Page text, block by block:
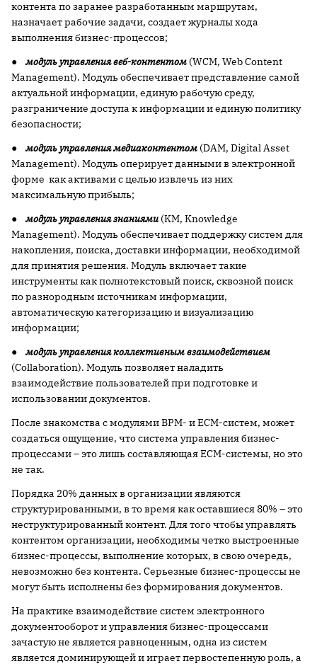
контента по заранее разработанным маршрутам,
назначает рабочие задачи, создает журналы хода
выполнения бизнес-процессов;
●модуль управления веб-контентом (WCM, Web Content
Management). Модуль обеспечивает представление самой
актуальной информации, единую рабочую среду,
разграничение доступа к информации и единую политику
безопасности;
●модуль управления медиаконтентом (DAM, Digital Asset
Management). Модуль оперирует данными в электронной
форме как активами с целью извлечь из них
максимальную прибыль;
●модуль управления знаниями(KM, Knowledge
Management). Модуль обеспечивает поддержку систем для
накопления, поиска, доставки информации, необходимой
для принятия решения. Модуль включает такие
инструменты как полнотекстовый поиск, сквозной поиск
по разнородным источникам информации,
автоматическую категоризацию и визуализацию
информации;
●модуль управления коллективным взаимодействием
(Collaboration). Модуль позволяет наладить
взаимодействие пользователей при подготовке и
использовании документов.
После знакомства с модулями BPM- и ECM-систем, может
создаться ощущение, что система управления бизнес-
процессами – это лишь составляющая ECM-системы, но это
не так.
Порядка 20% данных в организации являются
структурированными, в то время как оставшиеся 80% – это
неструктурированный контент. Для того чтобы управлять
контентом организации, необходимы четко выстроенные
бизнес-процессы, выполнение которых, в свою очередь,
невозможно без контента. Серьезные бизнес-процессы не
могут быть исполнены без формирования документов.
На практике взаимодействие систем электронного
документооборот и управления бизнес-процессами
зачастую не является равноценным, одна из систем
является доминирующей и играет первостепенную роль, а